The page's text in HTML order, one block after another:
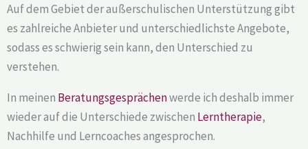
Auf dem Gebiet der außerschulischen Unterstützung gibt
es zahlreiche Anbieter und unterschiedlichste Angebote,
sodass es schwierig sein kann, den Unterschied zu
verstehen.
In meinen Beratungsgesprächenwerde ich deshalb immer
wieder auf die Unterschiede zwischen Lerntherapie,
Nachhilfe und Lerncoaches angesprochen.